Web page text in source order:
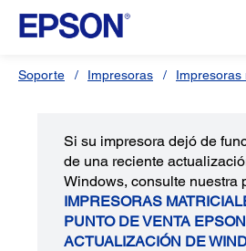
Soporte Impresoras Impresoras
Si su impresora dejó de
de una reciente
Windows, consulte nuestra
IMPRESORAS
PUNTO DE VENTA
ACTUALIZACIÓN DE